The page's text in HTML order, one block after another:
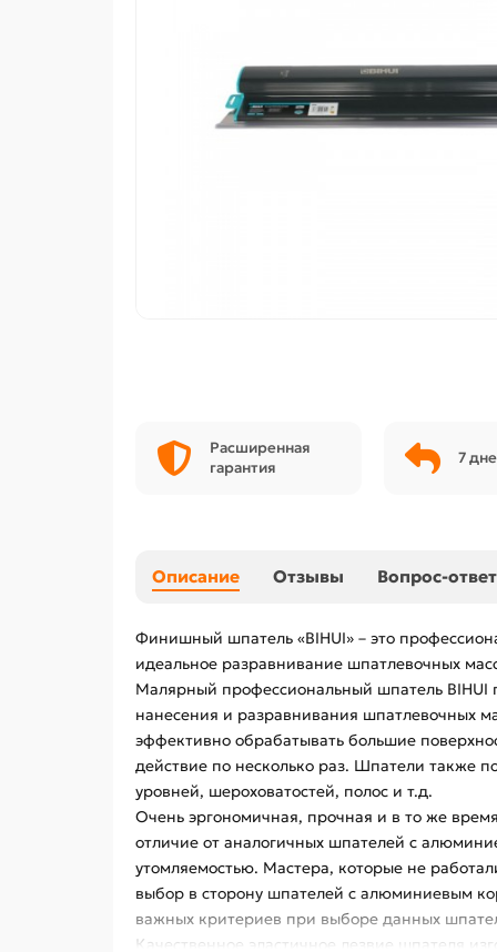
Расширенная
гарантия
7
Описание Отзывы Вопрос-ответ
Финишный шпатель «BIHUI» – это
идеальное разравнивание шпатлевочных
Малярный профессиональный шпатель BIHUI
нанесения и разравнивания шпатлевочных
эффективно обрабатывать большие
действие по несколько раз. Шпатели также
уровней, шероховатостей, полос и т.д.
Очень эргономичная, прочная и в то же
отличие от аналогичных шпателей с
утомляемостью. Мастера, которые не
выбор в сторону шпателей с алюминиевым
важных критериев при выборе данных
Качественное эластичное лезвие шпателя